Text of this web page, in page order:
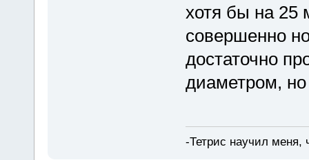
хотя бы на 25
совершенно
достаточно
диаметром, но
-Тетрис научил меня,